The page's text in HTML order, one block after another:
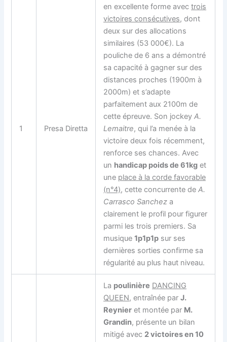
1 Presa Diretta
en excellente forme avectrois
victoires consécutives, dont
deux sur des allocations
similaires (53 000€). La
pouliche de 6 ans a démontré
sa capacité à gagner sur des
distances proches (1900m à
2000m) et s’adapte
parfaitement aux 2100m de
cette épreuve. Son jockeyA.
Lemaitre, qui l’a menée à la
victoire deux fois récemment,
renforce ses chances. Avec
un handicap poids de 61kg et
une place à la corde favorable
(n°4), cette concurrente deA.
Carrasco Sanchez a
clairement le profil pour figurer
parmi les trois premiers. Sa
musique1p1p1p sur ses
dernières sorties confirme sa
régularité au plus haut niveau.
La poulinière DANCING
QUEEN, entraînée parJ.
Reynier et montée par M.
Grandin, présente un bilan
mitigé avec 2 victoires en 10